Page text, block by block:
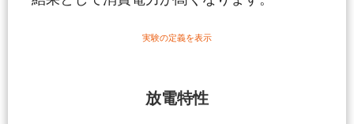
放電特性
実験の定義を表示